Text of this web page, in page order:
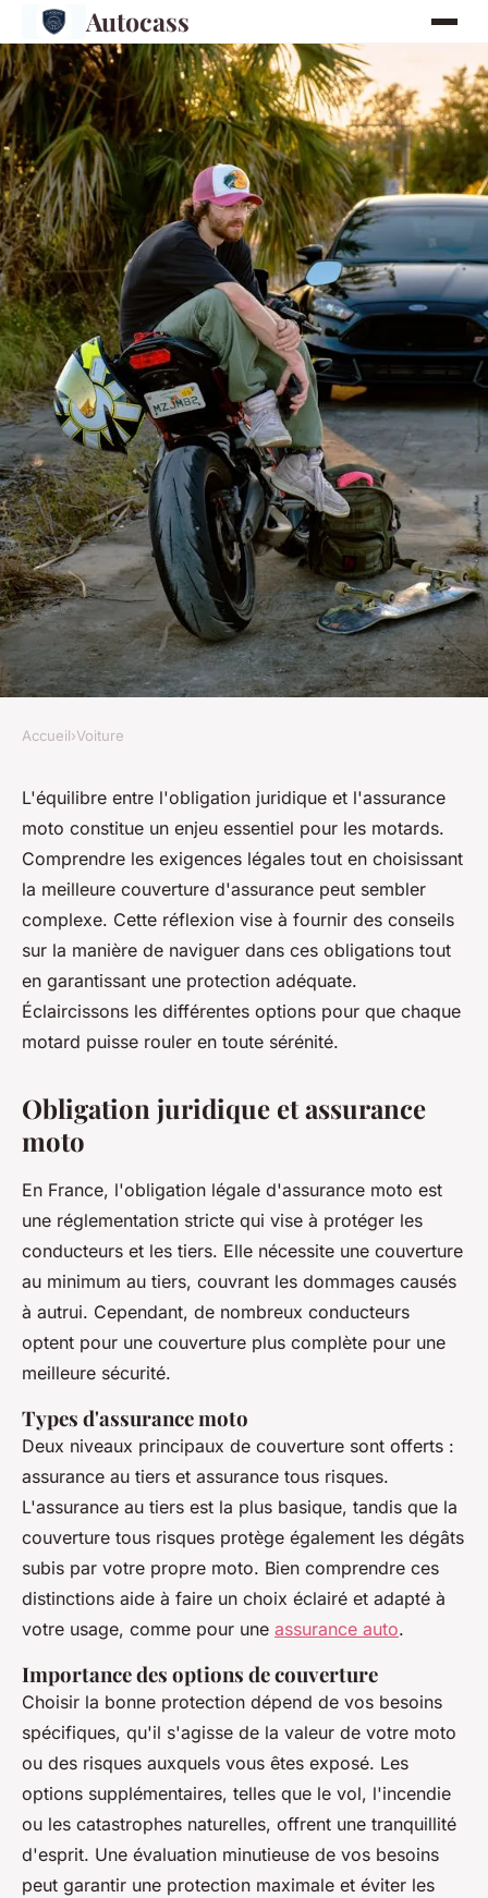
Autocass
Obligation juridique et
assurance moto : comment
trouver le bon équilibre ?
Valentin•26 mars 2025•4 min de lecture
Accueil›Voiture
L'équilibre entre l'obligation juridique et l'assurance
moto constitue un enjeu essentiel pour les motards.
Comprendre les exigences légales tout en choisissant
la meilleure couverture d'assurance peut sembler
complexe. Cette réflexion vise à fournir des conseils
sur la manière de naviguer dans ces obligations tout
en garantissant une protection adéquate.
Éclaircissons les différentes options pour que chaque
motard puisse rouler en toute sérénité.
Obligation juridique et assurance
moto
En France, l'obligation légale d'assurance moto est
une réglementation stricte qui vise à protéger les
conducteurs et les tiers. Elle nécessite une couverture
au minimum au tiers, couvrant les dommages causés
à autrui. Cependant, de nombreux conducteurs
optent pour une couverture plus complète pour une
meilleure sécurité.
Types d'assurance moto
Deux niveaux principaux de couverture sont offerts :
assurance au tiers et assurance tous risques.
L'assurance au tiers est la plus basique, tandis que la
couverture tous risques protège également les dégâts
subis par votre propre moto. Bien comprendre ces
distinctions aide à faire un choix éclairé et adapté à
votre usage, comme pour une assurance auto.
Importance des options de couverture
Choisir la bonne protection dépend de vos besoins
spécifiques, qu'il s'agisse de la valeur de votre moto
ou des risques auxquels vous êtes exposé. Les
options supplémentaires, telles que le vol, l'incendie
ou les catastrophes naturelles, offrent une tranquillité
d'esprit. Une évaluation minutieuse de vos besoins
peut garantir une protection maximale et éviter les